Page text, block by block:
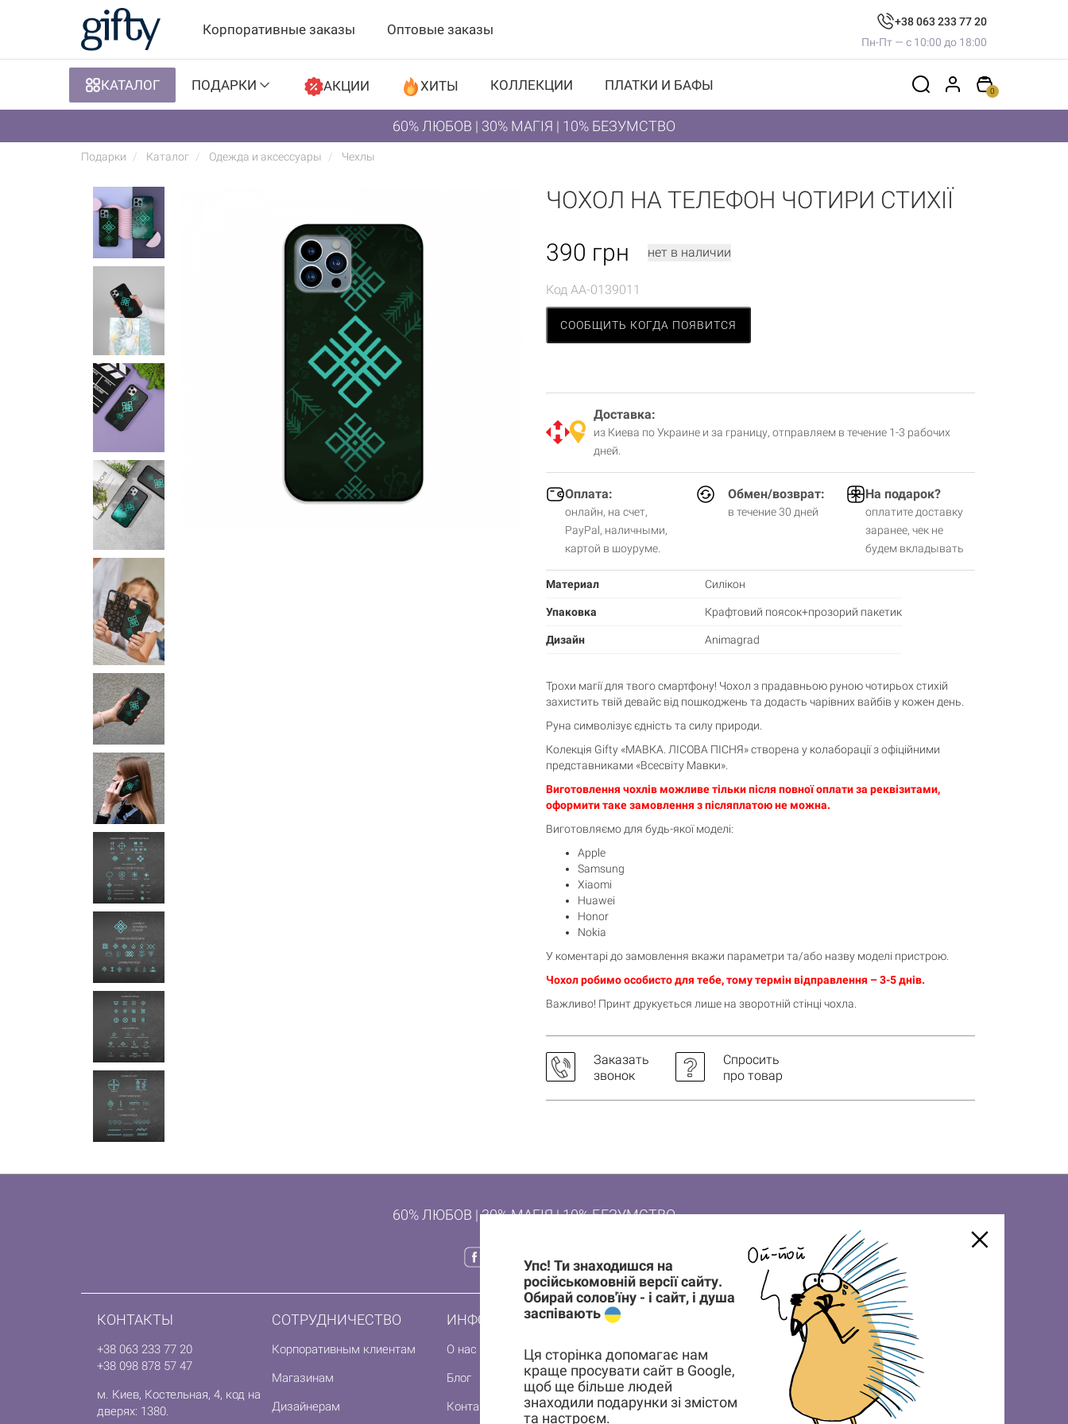
Корпоративные заказы Оптовые заказы
+38 063 233 77 20
Пн-Пт — с 10:00 до 18:00
КАТАЛОГ ПОДАРКИ АКЦИИ ХИТЫ КОЛЛЕКЦИИ ПЛАТКИ И БАФЫ 0
60% ЛЮБОВ | 30% МАГІЯ | 10% БЕЗУМСТВО
Подарки Каталог Одежда и аксессуары Чехлы
ЧОХОЛ НА ТЕЛЕФОН ЧОТИРИ СТИХІЇ
390 грн нет в наличии
Код AA-0139011
СООБЩИТЬ КОГДА ПОЯВИТСЯ
Доставка:
из Киева по Украине и за границу, отправляем в течение 1-3 рабочих
дней.
Оплата:
онлайн, на счет,
PayPal, наличными,
картой в шоуруме.
Обмен/возврат:
в течение 30 дней
На подарок?
оплатите доставку
заранее, чек не
будем вкладывать
Материал Силікон
Упаковка Крафтовий поясок+прозорий пакетик
Дизайн Animagrad
Трохи магії для твого смартфону! Чохол з прадавньою руною чотирьох стихій
захистить твій девайс від пошкоджень та додасть чарівних вайбів у кожен день.
Руна символізує єдність та силу природи.
Колекція Gifty «МАВКА. ЛІСОВА ПІСНЯ» створена у колаборації з офіційними
представниками «Всесвіту Мавки».
Виготовлення чохлів можливе тільки після повної оплати за реквізитами,
оформити таке замовлення з післяплатою не можна.
Виготовляємо для будь-якої моделі:
Apple
Samsung
Xiaomi
Huawei
Honor
Nokia
У коментарі до замовлення вкажи параметри та/або назву моделі пристрою.
Чохол робимо особисто для тебе, тому термін відправлення – 3-5 днів.
Важливо! Принт друкується лише на зворотній стінці чохла.
Заказать
звонок
Спросить
про товар
60% ЛЮБОВ | 30% МАГІЯ | 10% БЕЗУМСТВО
КОНТАКТЫ
+38 063 233 77 20
+38 098 878 57 47
м. Киев, Костельная, 4, код на
дверях: 1380.
СОТРУДНИЧЕСТВО
Корпоративным клиентам
Магазинам
Дизайнерам
ИНФОРМАЦИЯ
О нас
Блог
Контакты
ПОДПИШИСЬ НА НОВОСТИ И ПОЛУЧИ 7% СКИДКИ
Подписаться
Упс! Ти знаходишся на
російськомовній версії сайту.
Обирай солов'їну - і сайт, і душа
заспівають
Ця сторінка допомагає нам
краще просувати сайт в Google,
щоб ще більше людей
знаходили подарунки зі змістом
та настроєм.
Корзина
Корзина пуста